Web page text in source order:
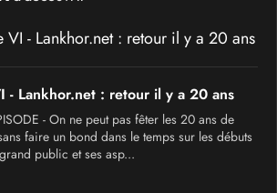
- Lankhor.net : retour il y a 20 ans
- On ne peut pas fêter les 20 ans de
faire un bond dans le temps sur les débuts
public et ses asp...